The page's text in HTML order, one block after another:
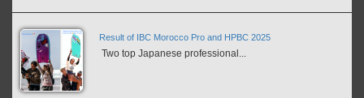
Result of IBC Morocco Pro and HPBC 2025
Two top Japanese professional...